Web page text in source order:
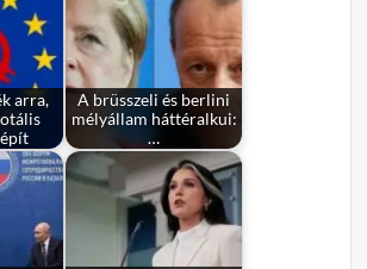
arra,
A brüsszeli és berlini
mélyállam háttéralkui:
…